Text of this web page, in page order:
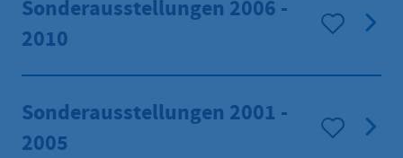
Sonderausstellungen 2006 -
2010
Sonderausstellungen 2001 -
2005